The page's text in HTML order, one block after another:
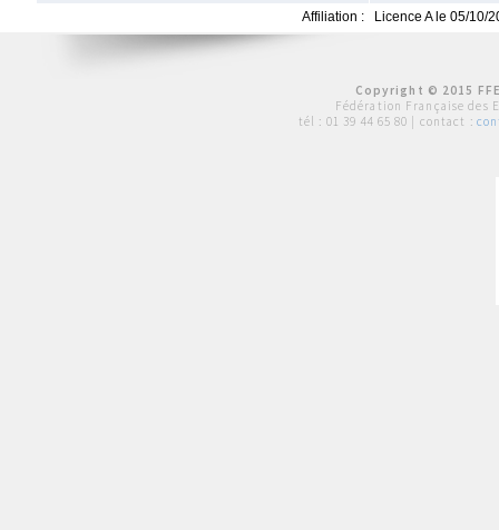
Affiliation :
Licence A le 05/10/
Copyright © 2015
Fédération Française des
tél : 01 39 44 65 80 | contact :